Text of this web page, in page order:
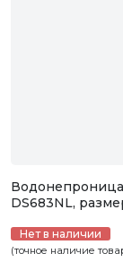
DS683NL,
Нет в наличии
(точное наличие